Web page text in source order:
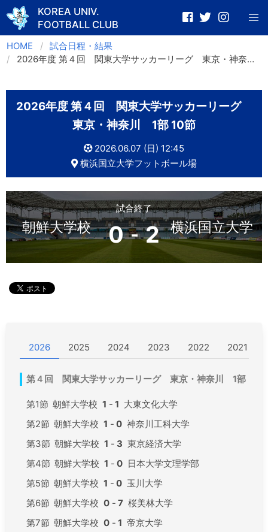
Skip
to
content
KOREA UNIV.
FOOTBALL CLUB
HOME
試合日程・結果
2026年度 第４回 関東大学サッカーリーグ 東京・神奈川 1部 10節
2026年度 第４回 関東大学サッカーリーグ
東京・神奈川 1部 10節
2026.06.07 (日) 12:45
横浜国立大学フットボール場
朝鮮大学校
試合終了
0 - 2 横浜国立大学
2026 2025 2024 2023 2022 2021
第４回 関東大学サッカーリーグ 東京・神奈川 1部
第1節 朝鮮大学校 1 - 1 大東文化大学
第2節 朝鮮大学校 1 - 0 神奈川工科大学
第3節 朝鮮大学校 1 - 3 東京経済大学
第4節 朝鮮大学校 1 - 0 日本大学文理学部
第5節 朝鮮大学校 1 - 0 玉川大学
第6節 朝鮮大学校 0 - 7 桜美林大学
第7節 朝鮮大学校 0 - 1 帝京大学